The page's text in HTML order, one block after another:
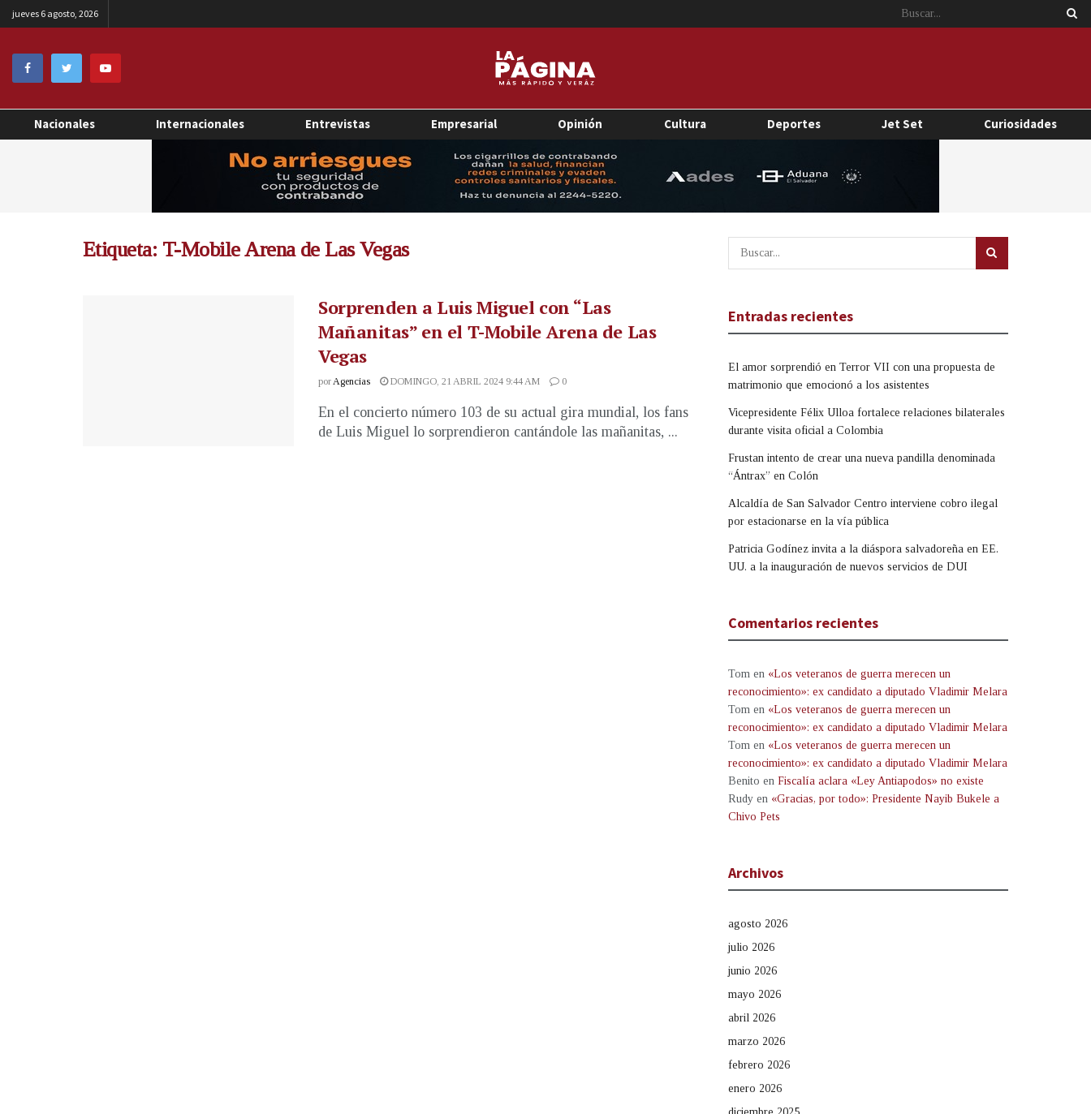
jueves 6 agosto, 2026
Nacionales Internacionales Entrevistas Empresarial Opinión Cultura Deportes Jet Set Curiosidades
Etiqueta: T-Mobile Arena de Las Vegas
Sorprenden a Luis Miguel con “Las
Mañanitas” en el T-Mobile Arena de Las
Vegas
porAgencias DOMINGO, 21 ABRIL 2024 9:44 AM 0
En el concierto número 103 de su actual gira mundial, los fans
de Luis Miguel lo sorprendieron cantándole las mañanitas, ...
Entradas recientes
El amor sorprendió en Terror VII con una propuesta de
matrimonio que emocionó a los asistentes
Vicepresidente Félix Ulloa fortalece relaciones bilaterales
durante visita oficial a Colombia
Frustan intento de crear una nueva pandilla denominada
“Ántrax” en Colón
Alcaldía de San Salvador Centro interviene cobro ilegal
por estacionarse en la vía pública
Patricia Godínez invita a la diáspora salvadoreña en EE.
UU. a la inauguración de nuevos servicios de DUI
Comentarios recientes
Tom en «Los veteranos de guerra merecen un
reconocimiento»: ex candidato a diputado Vladimir Melara
Tom en «Los veteranos de guerra merecen un
reconocimiento»: ex candidato a diputado Vladimir Melara
Tom en «Los veteranos de guerra merecen un
reconocimiento»: ex candidato a diputado Vladimir Melara
Benito en Fiscalía aclara «Ley Antiapodos» no existe
Rudy en «Gracias, por todo»: Presidente Nayib Bukele a
Chivo Pets
Archivos
agosto 2026
julio 2026
junio 2026
mayo 2026
abril 2026
marzo 2026
febrero 2026
enero 2026